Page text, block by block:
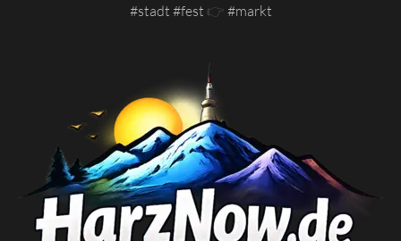
#stadt #fest 👉 #markt